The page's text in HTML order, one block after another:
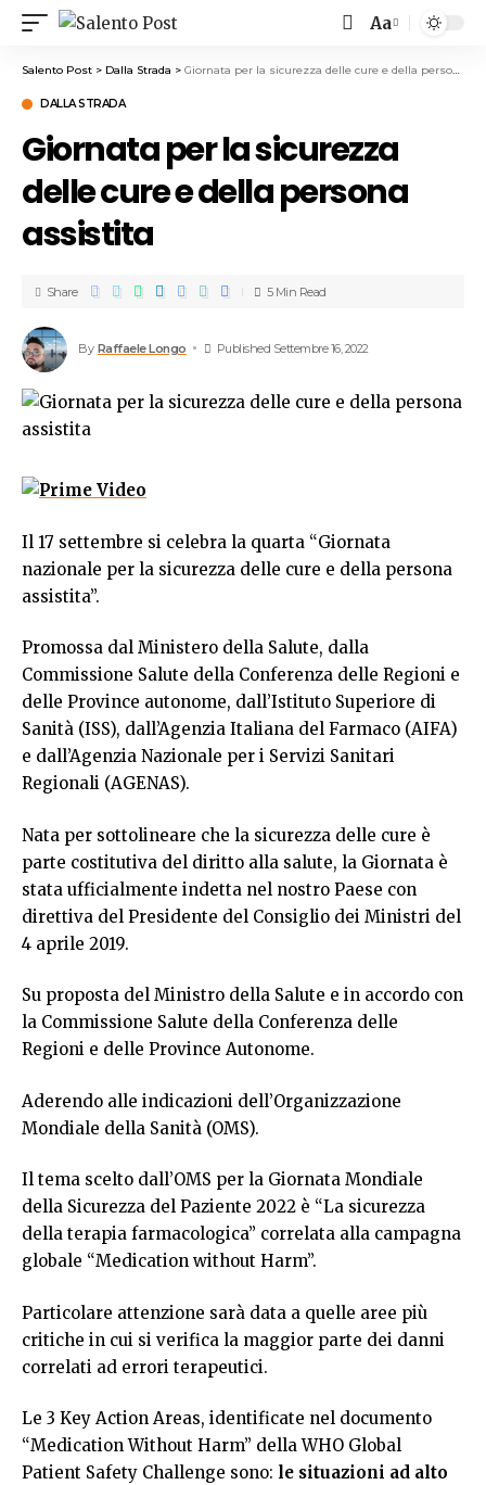
Aa
Salento Post > Dalla Strada > Giornata per la sicurezza delle cure e della persona assistita
DALLA STRADA
Giornata per la sicurezza
delle cure e della persona
assistita
By Raffaele Longo Published Settembre 16, 2022
Share 5 Min Read
Il 17 settembre si celebra la quarta “Giornata
nazionale per la sicurezza delle cure e della persona
assistita”.
Promossa dal Ministero della Salute, dalla
Commissione Salute della Conferenza delle Regioni e
delle Province autonome, dall’Istituto Superiore di
Sanità (ISS), dall’Agenzia Italiana del Farmaco (AIFA)
e dall’Agenzia Nazionale per i Servizi Sanitari
Regionali (AGENAS).
Nata per sottolineare che la sicurezza delle cure è
parte costitutiva del diritto alla salute, la Giornata è
stata ufficialmente indetta nel nostro Paese con
direttiva del Presidente del Consiglio dei Ministri del
4 aprile 2019.
Su proposta del Ministro della Salute e in accordo con
la Commissione Salute della Conferenza delle
Regioni e delle Province Autonome.
Aderendo alle indicazioni dell’Organizzazione
Mondiale della Sanità (OMS).
Il tema scelto dall’OMS per la Giornata Mondiale
della Sicurezza del Paziente 2022 è “La sicurezza
della terapia farmacologica” correlata alla campagna
globale “Medication without Harm”.
Particolare attenzione sarà data a quelle aree più
critiche in cui si verifica la maggior parte dei danni
correlati ad errori terapeutici.
Le 3 Key Action Areas, identificate nel documento
“Medication Without Harm” della WHO Global
Patient Safety Challenge sono: le situazioni ad alto